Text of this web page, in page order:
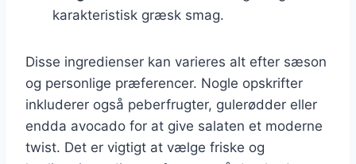
karakteristisk græsk smag.
Disse ingredienser kan varieres alt efter sæson
og personlige præferencer. Nogle opskrifter
inkluderer også peberfrugter, gulerødder eller
endda avocado for at give salaten et moderne
twist. Det er vigtigt at vælge friske og